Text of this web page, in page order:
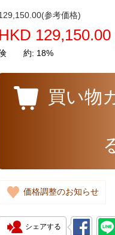
参考価格)
HKD 129,150.00
約: 18%
買い物
価格調整のお知らせ
シェアする